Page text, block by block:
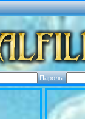
Пароль: